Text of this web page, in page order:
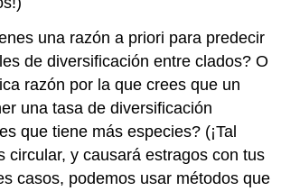
una razón a priori para predecir
de diversificación entre clados? O
razón por la que crees que un
una tasa de diversificación
que tiene más especies? (¡Tal
circular, y causará estragos con tus
casos, podemos usar métodos que